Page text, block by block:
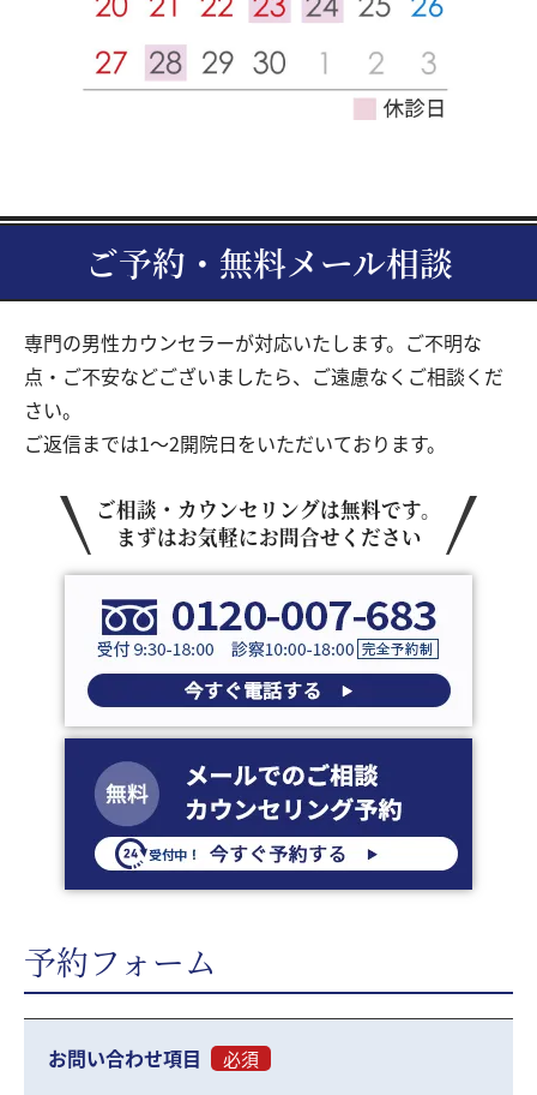
ご予約・無料メール相談
専門の男性カウンセラーが対応いたします。ご不明な
点・ご不安などございましたら、ご遠慮なくご相談くだ
さい。
ご返信までは1～2開院日をいただいております。
ご相談・カウンセリングは無料です。
まずはお気軽にお問合せください
予約フォーム
お問い合わせ項目 必須